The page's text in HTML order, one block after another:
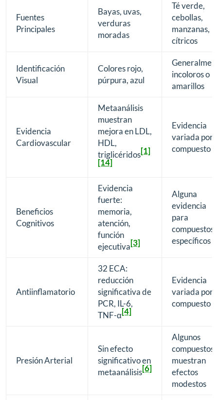
Fuentes
Principales
Bayas, uvas,
verduras
moradas
Té verde,
cebollas,
manzanas,
cítricos
Identificación
Visual
Colores rojo,
púrpura, azul
incoloros o
amarillos
Evidencia
Cardiovascular
Metaanálisis
muestran
mejora en LDL,
HDL,
triglicéridos[1]
[14]
Evidencia
variada por
compuesto
Beneficios
Cognitivos
Evidencia
fuerte:
memoria,
atención,
función
ejecutiva[3]
Alguna
evidencia
para
compuestos
específicos
Antiinflamatorio
32 ECA:
reducción
significativa de
PCR, IL-6,
TNF-α[4]
Evidencia
variada por
compuesto
Presión Arterial
Sin efecto
significativo en
metaanálisis[6]
Algunos
compuestos
muestran
efectos
modestos